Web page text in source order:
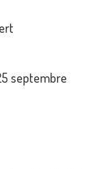
septembre